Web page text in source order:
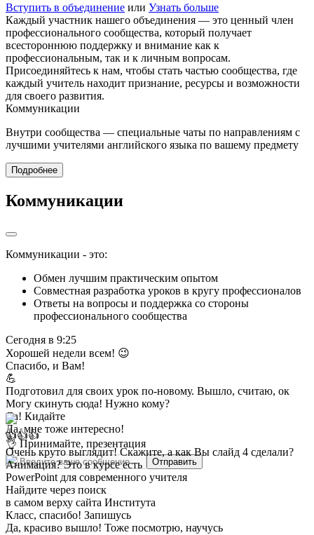
Вступить в объединение или Узнать больше
Каждый участник нашего объединения — это ценный член
профессионального сообщества, который получает
всестороннюю поддержку и внимание как к
профессиональным, так и к личным вопросам.
Присоединяйтесь к нам, чтобы стать частью сообщества, где
каждый учитель находит признание, ресурсы и возможности
для своего развития.
Коммуникации
Внутри сообщества — специальные чаты по направлениям с
лучшими учителями английского языка по вашему предмету
Подробнее
Коммуникации
Коммуникации - это:
Обмен лучшим практическим опытом
Совместная разработка уроков в кругу профессионалов
Ответы на вопросы и поддержка со стороны
профессионального сообщества
Сегодня в 9:25
Хорошей недели всем! 😉
Спасибо, и Вам!
💪
Подготовил для своих урок по-новому. Вышло, считаю, ок
Могу скинуть сюда! Нужно кому?
Да! Кидайте
Да, мне тоже интересно!
👌 Принимайте, презентация
Отправить
👍👍👍
Очень круто выглядит! Скажите, а как Вы слайд 4 сделали?
Анимация? Это в курсе есть
PowerPoint для современного учителя
Найдите через поиск
в самом верху сайта Института
Класс, спасибо! Запишусь
Да, красиво вышло! Тоже посмотрю, научусь